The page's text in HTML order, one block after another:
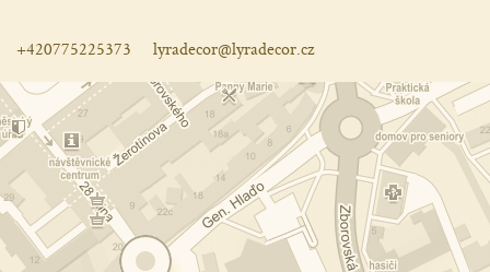
+420775225373 lyradecor@lyradecor.cz